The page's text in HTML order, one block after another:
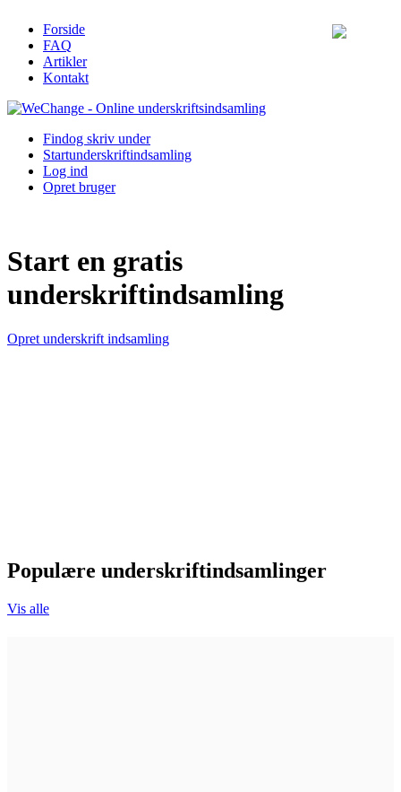
Forside
FAQ
Artikler
Kontakt
Findog skriv under
Startunderskriftindsamling
Log ind
Opret bruger
Start en gratis
underskriftindsamling
Opret underskrift indsamling
Populære underskriftindsamlinger
Vis alle